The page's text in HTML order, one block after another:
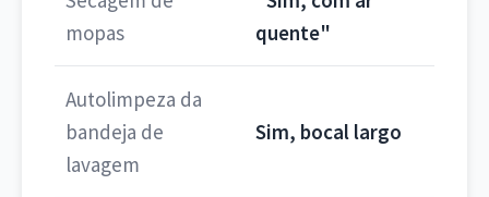
mopas
quente"
Autolimpeza da
bandeja de
lavagem
Sim, bocal largo